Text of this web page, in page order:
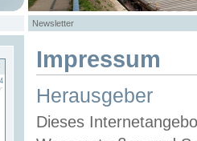
Newsletter
Impressum
Herausgeber
Dieses